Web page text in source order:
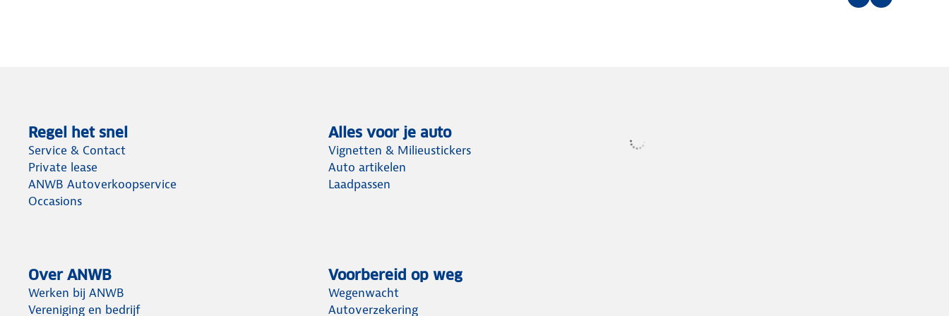
Regel het snel
Service & Contact
Private lease
ANWB Autoverkoopservice
Occasions
Alles voor je auto
Vignetten & Milieustickers
Auto artikelen
Laadpassen
Over ANWB
Werken bij ANWB
Vereniging en bedrijf
Voorbereid op weg
Wegenwacht
Autoverzekering